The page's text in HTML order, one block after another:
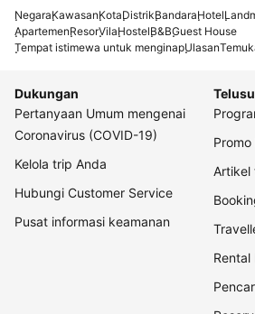
NegaraKawasanKotaDistrikBandaraHotel
ApartemenResorVilaHostelB&BGuest House
Tempat istimewa untuk menginapUlasan
Dukungan
Pertanyaan Umum mengenai
Coronavirus (COVID-19)
Kelola trip Anda
Hubungi Customer Service
Pusat informasi keamanan
Artikel
Rental